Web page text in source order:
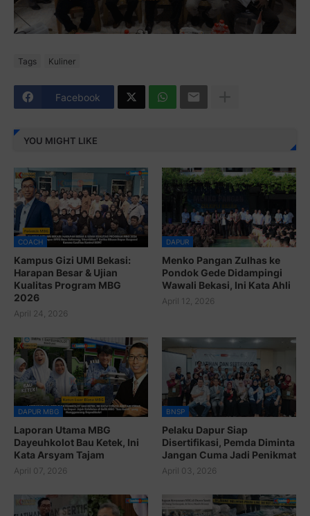
Tags Kuliner
Facebook
YOU MIGHT LIKE
COACH
Kampus Gizi UMI Bekasi:
Harapan Besar & Ujian
Kualitas Program MBG
2026
April 24, 2026
DAPUR
Menko Pangan Zulhas ke
Pondok Gede Didampingi
Wawali Bekasi, Ini Kata Ahli
April 12, 2026
DAPUR MBG
Laporan Utama MBG
Dayeuhkolot Bau Ketek, Ini
Kata Arsyam Tajam
April 07, 2026
BNSP
Pelaku Dapur Siap
Disertifikasi, Pemda Diminta
Jangan Cuma Jadi Penikmat
April 03, 2026